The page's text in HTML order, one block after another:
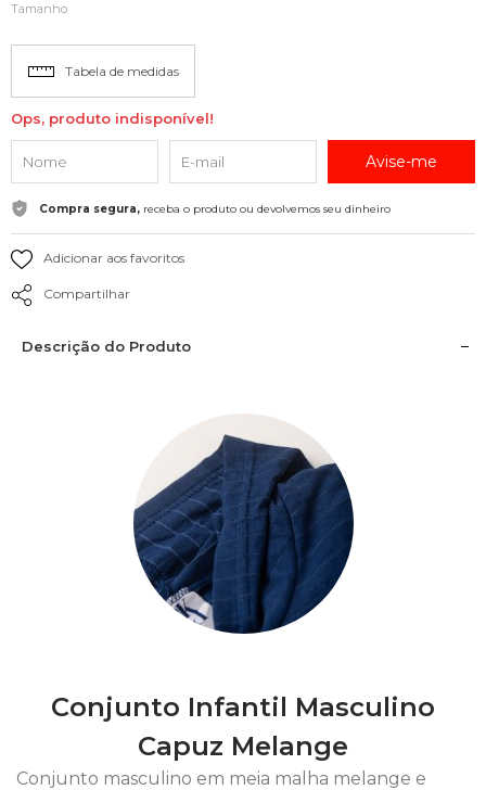
Tamanho
Tabela de medidas
Ops, produto indisponível!
Avise-me
Compra segura, receba o produto ou devolvemos seu dinheiro
Adicionar aos favoritos
Compartilhar
Descrição do Produto
Conjunto Infantil Masculino
Capuz Melange
Conjunto masculino em meia malha melange e